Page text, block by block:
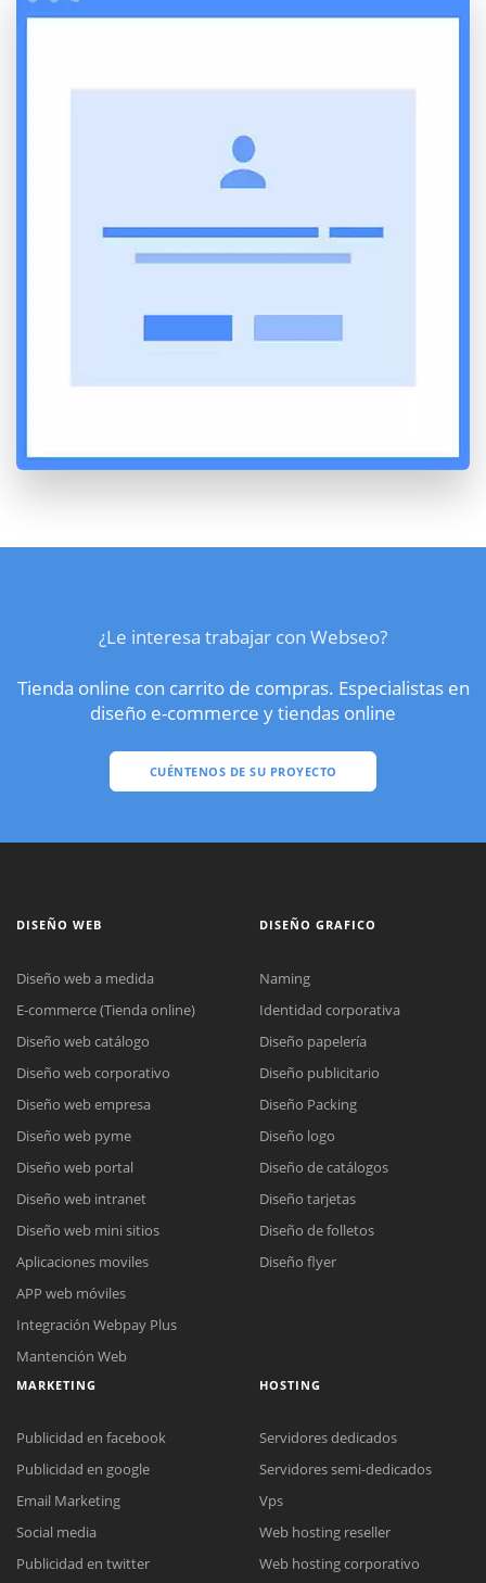
¿Le interesa trabajar con Webseo?
Tienda online con carrito de compras. Especialistas en
diseño e-commerce y tiendas online
CUÉNTENOS DE SU PROYECTO
DISEÑO WEB
Diseño web a medida
E-commerce (Tienda online)
Diseño web catálogo
Diseño web corporativo
Diseño web empresa
Diseño web pyme
Diseño web portal
Diseño web intranet
Diseño web mini sitios
Aplicaciones moviles
APP web móviles
Integración Webpay Plus
Mantención Web
DISEÑO GRAFICO
Naming
Identidad corporativa
Diseño papelería
Diseño publicitario
Diseño Packing
Diseño logo
Diseño de catálogos
Diseño tarjetas
Diseño de folletos
Diseño flyer
MARKETING
Publicidad en facebook
Publicidad en google
Email Marketing
Social media
Publicidad en twitter
HOSTING
Servidores dedicados
Servidores semi-dedicados
Vps
Web hosting reseller
Web hosting corporativo